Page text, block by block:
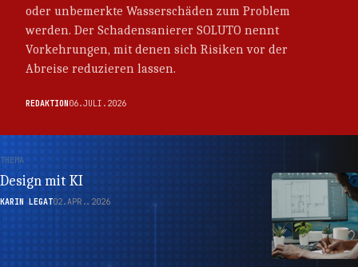
oder unbemerkte Wasserschäden zum Problem
werden. Der Schadensanierer SOLUTO nennt
Vorkehrungen, mit denen sich Risiken vor der
Abreise reduzieren lassen.
REDAKTION06.JULI.2026
THEMA
Design mit KI
KARIN LEGAT02.APR..2026